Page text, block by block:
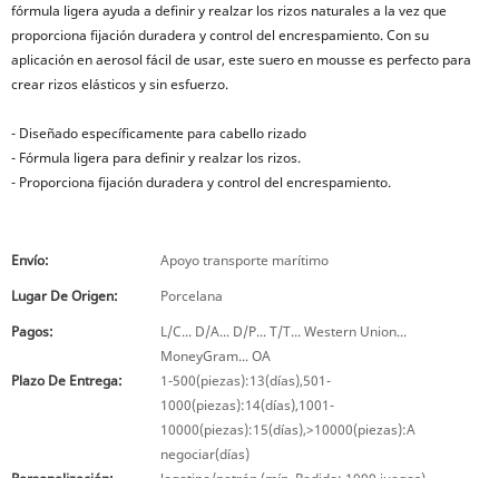
fórmula ligera ayuda a definir y realzar los rizos naturales a la vez que
proporciona fijación duradera y control del encrespamiento. Con su
aplicación en aerosol fácil de usar, este suero en mousse es perfecto para
crear rizos elásticos y sin esfuerzo.
- Diseñado específicamente para cabello rizado
- Fórmula ligera para definir y realzar los rizos.
- Proporciona fijación duradera y control del encrespamiento.
Envío:
Apoyo transporte marítimo
Lugar De Origen:
Porcelana
Pagos:
L/C... D/A... D/P... T/T... Western Union...
MoneyGram... OA
Plazo De Entrega:
1-500(piezas):13(días),501-
1000(piezas):14(días),1001-
10000(piezas):15(días),>10000(piezas):A
negociar(días)